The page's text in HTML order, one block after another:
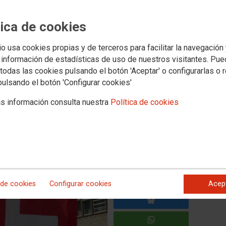
de cookies
usa cookies propias y de terceros para facilitar la navegación
de estadísticas de uso de nuestros visitantes.
las cookies pulsando el botón 'Aceptar' o configurarlas o
el botón 'Configurar cookies'
información consulta nuestra Política de cookies
cookies Configurar cookies
este viernes la
CCOO de Navarra
los delegados y las delegadas al XIII Congreso de la
como activista y militante de Izquieda Unida de Navarra.